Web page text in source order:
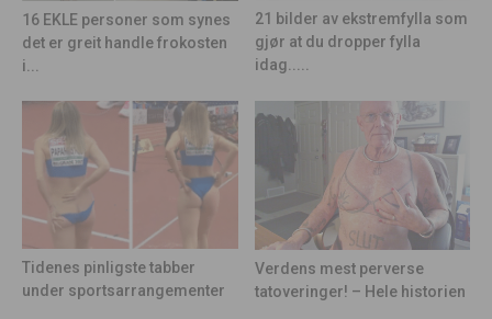
16 EKLE personer som synes
det er greit handle frokosten
i...
21 bilder av ekstremfylla som
gjør at du dropper fylla
idag.....
Tidenes pinligste tabber
under sportsarrangementer
Verdens mest perverse
tatoveringer! – Hele historien